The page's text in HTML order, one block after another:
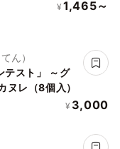
¥ 1,465～
ん）
テスト」 ～グ
ヌレ（8個入）
¥ 3,000